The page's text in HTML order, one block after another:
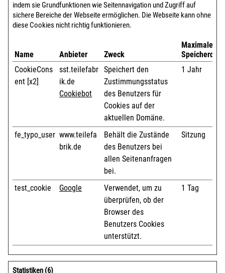
indem sie Grundfunktionen wie Seitennavigation und Zugriff auf
sichere Bereiche der Webseite ermöglichen. Die Webseite kann ohne
diese Cookies nicht richtig funktionieren.
Name Anbieter Zweck
Maximale
CookieCons
ent [x2]
sst.teilefabr
ik.de
Cookiebot
Speichert den
Zustimmungsstatus
des Benutzers für
Cookies auf der
aktuellen Domäne.
1 Jahr
fe_typo_user www.teilefa
brik.de
Behält die Zustände
des Benutzers bei
allen Seitenanfragen
bei.
Sitzung
test_cookie Google
Verwendet, um zu
überprüfen, ob der
Browser des
Benutzers Cookies
unterstützt.
1 Tag
Statistiken (6)